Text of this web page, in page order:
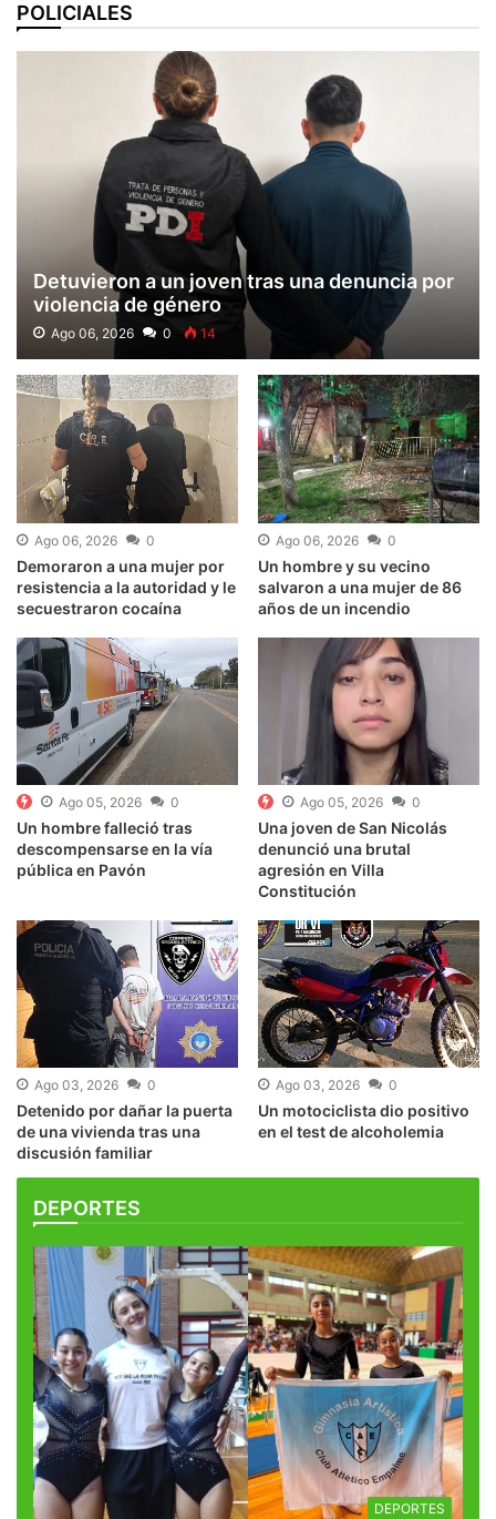
POLICIALES
Detuvieron a un joven tras una denuncia por
violencia de género
Ago 06, 2026 0 14
Ago 06, 2026 0
Demoraron a una mujer por
resistencia a la autoridad y le
secuestraron cocaína
Ago 06, 2026 0
Un hombre y su vecino
salvaron a una mujer de 86
años de un incendio
Ago 05, 2026 0
Un hombre falleció tras
descompensarse en la vía
pública en Pavón
Ago 05, 2026 0
Una joven de San Nicolás
denunció una brutal
agresión en Villa
Constitución
Ago 03, 2026 0
Detenido por dañar la puerta
de una vivienda tras una
discusión familiar
Ago 03, 2026 0
Un motociclista dio positivo
en el test de alcoholemia
DEPORTES
DEPORTES